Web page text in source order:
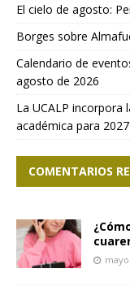
El cielo de agosto:
Borges sobre
Calendario de
agosto de 2026
La UCALP incorpora
académica para 2027
COMENTARIOS
mayo